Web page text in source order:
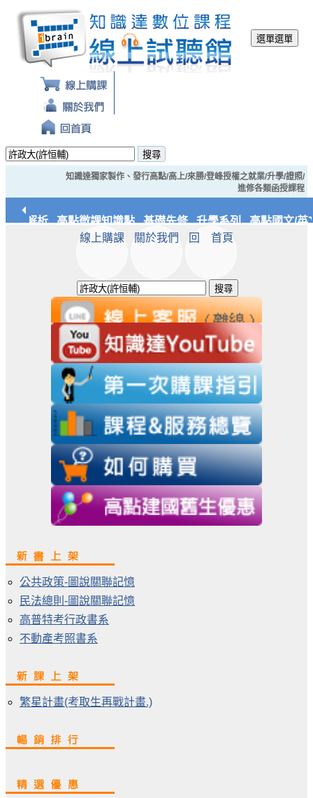
選單選單
搜尋
知識達獨家製作、發行高點/高上/來勝/登峰授權之就業/升學/證照/
進修各類函授課程
判解析 高點微課知識點 基礎先修 升學系列 高點國文/英
知識達文化
線上購課 關於我們 回 首頁
搜尋
公共政策-圖說關聯記憶
民法總則-圖說關聯記憶
高普特考行政書系
不動產考照書系
繁星計畫(考取生再戰計畫.)